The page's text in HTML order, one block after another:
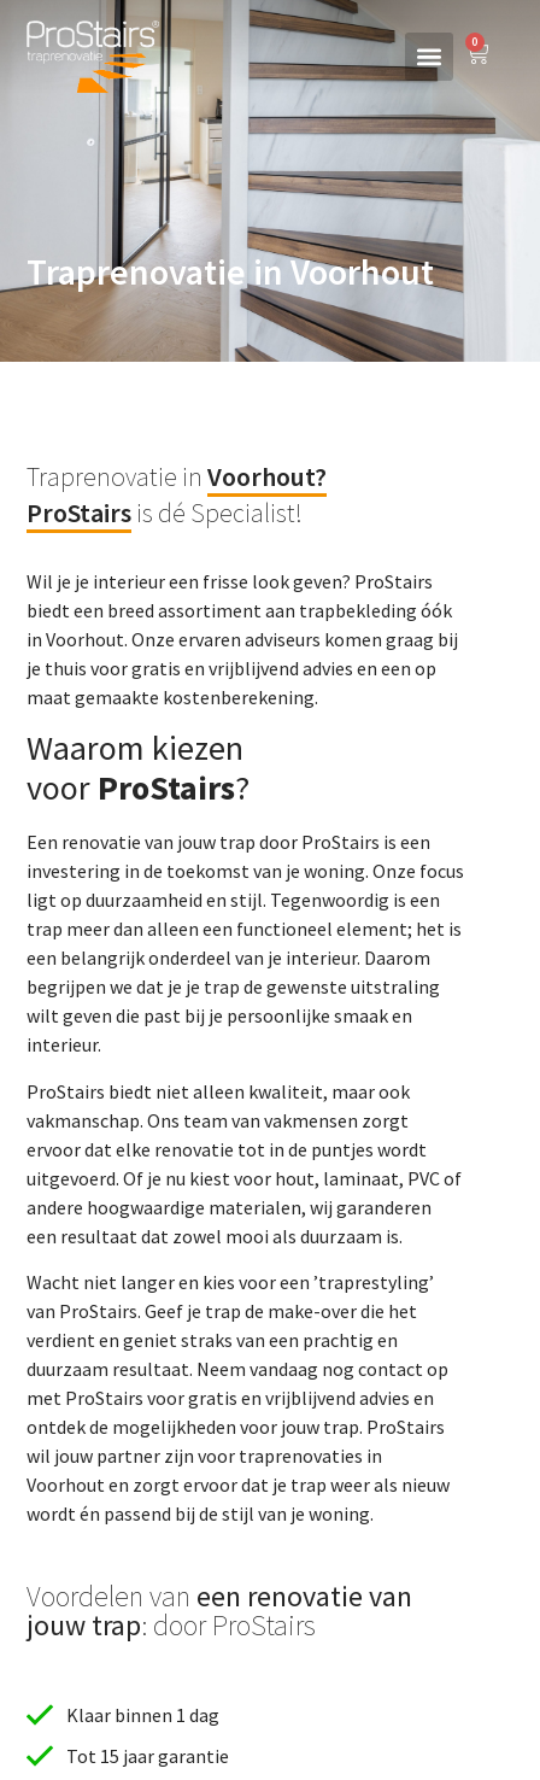
0
Traprenovatie in Voorhout
Traprenovatie inVoorhout?
ProStairs is dé Specialist!
Wil je je interieur een frisse look geven? ProStairs
biedt een breed assortiment aan trapbekleding óók
in Voorhout. Onze ervaren adviseurs komen graag bij
je thuis voor gratis en vrijblijvend advies en een op
maat gemaakte kostenberekening.
Waarom kiezen
voor ProStairs?
Een renovatie van jouw trap door ProStairs is een
investering in de toekomst van je woning. Onze focus
ligt op duurzaamheid en stijl. Tegenwoordig is een
trap meer dan alleen een functioneel element; het is
een belangrijk onderdeel van je interieur. Daarom
begrijpen we dat je je trap de gewenste uitstraling
wilt geven die past bij je persoonlijke smaak en
interieur.
ProStairs biedt niet alleen kwaliteit, maar ook
vakmanschap. Ons team van vakmensen zorgt
ervoor dat elke renovatie tot in de puntjes wordt
uitgevoerd. Of je nu kiest voor hout, laminaat, PVC of
andere hoogwaardige materialen, wij garanderen
een resultaat dat zowel mooi als duurzaam is.
Wacht niet langer en kies voor een ’traprestyling’
van ProStairs. Geef je trap de make-over die het
verdient en geniet straks van een prachtig en
duurzaam resultaat. Neem vandaag nog contact op
met ProStairs voor gratis en vrijblijvend advies en
ontdek de mogelijkheden voor jouw trap. ProStairs
wil jouw partner zijn voor traprenovaties in
Voorhout en zorgt ervoor dat je trap weer als nieuw
wordt én passend bij de stijl van je woning.
Voordelen van een renovatie van
jouw trap: door ProStairs
Klaar binnen 1 dag
Tot 15 jaar garantie